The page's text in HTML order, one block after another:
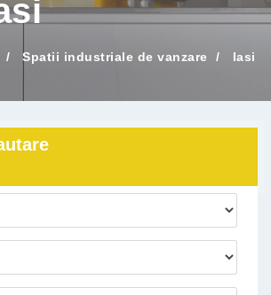
Spatii industriale de vanzare
Iasi